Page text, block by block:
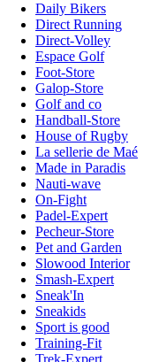
Daily Bikers
Direct Running
Direct-Volley
Espace Golf
Foot-Store
Galop-Store
Golf and co
Handball-Store
House of Rugby
La sellerie de Maé
Made in Paradis
Nauti-wave
On-Fight
Padel-Expert
Pecheur-Store
Pet and Garden
Slowood Interior
Smash-Expert
Sneak'In
Sneakids
Sport is good
Training-Fit